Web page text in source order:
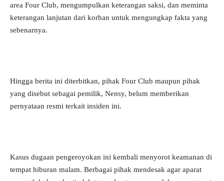
area Four Club, mengumpulkan keterangan saksi, dan meminta
keterangan lanjutan dari korban untuk mengungkap fakta yang
sebenarnya.
Hingga berita ini diterbitkan, pihak Four Club maupun pihak
yang disebut sebagai pemilik, Nensy, belum memberikan
pernyataan resmi terkait insiden ini.
Kasus dugaan pengeroyokan ini kembali menyorot keamanan di
tempat hiburan malam. Berbagai pihak mendesak agar aparat